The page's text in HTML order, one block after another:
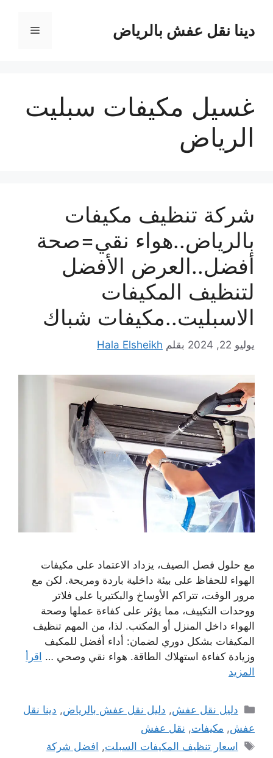
المحتوىدينا نقل عفش بالرياض القائمة
غسيل مكيفات سبليت
الرياض
شركة تنظيف مكيفات
بالرياض..هواء نقي=صحة
أفضل..العرض الأفضل
لتنظيف المكيفات
الاسبليت..مكيفات شباك
يوليو 22, 2024 بقلم Hala Elsheikh
مع حلول فصل الصيف، يزداد الاعتماد على مكيفات
الهواء للحفاظ على بيئة داخلية باردة ومريحة. لكن مع
مرور الوقت، تتراكم الأوساخ والبكتيريا على فلاتر
ووحدات التكييف، مما يؤثر على كفاءة عملها وصحة
الهواء داخل المنزل أو المكتب. لذا، من المهم تنظيف
المكيفات بشكل دوري لضمان: أداء أفضل للمكيف
وزيادة كفاءة استهلاك الطاقة. هواء نقي وصحي … اقرأ
المزيد
التصنيفات
دليل نقل عفش, دليل نقل عفش بالرياض, دينا نقل
عفش, مكيفات, نقل عفش
الوسوم
اسعار تنظيف المكيفات السبلت, افضل شركة